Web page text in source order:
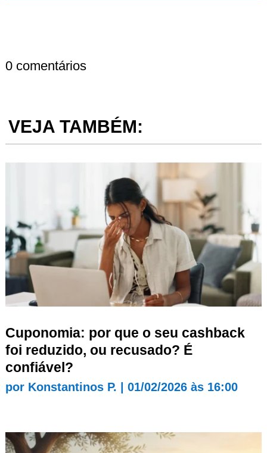
0 comentários
VEJA TAMBÉM:
Cuponomia: por que o seu cashback
foi reduzido, ou recusado? É
confiável?
por Konstantinos P. 01/02/2026 às 16:00